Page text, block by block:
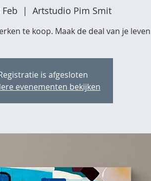
  |
Artstudio Pim Smit
te koop. Maak de deal van je
is afgesloten
evenementen bekijken